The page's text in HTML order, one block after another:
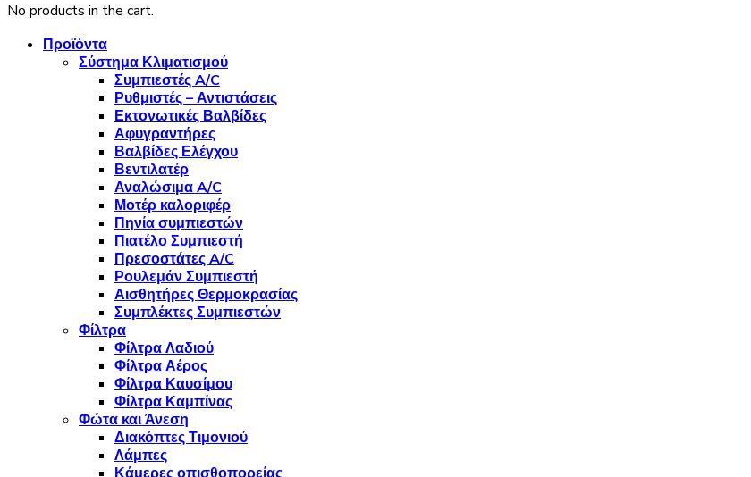
No products in the cart.
Προϊόντα
Σύστημα Κλιματισμού
Συμπιεστές A/C
Ρυθμιστές – Αντιστάσεις
Εκτονωτικές Βαλβίδες
Αφυγραντήρες
Βαλβίδες Ελέγχου
Βεντιλατέρ
Αναλώσιμα A/C
Μοτέρ καλοριφέρ
Πηνία συμπιεστών
Πιατέλο Συμπιεστή
Πρεσοστάτες A/C
Ρουλεμάν Συμπιεστή
Αισθητήρες Θερμοκρασίας
Συμπλέκτες Συμπιεστών
Φίλτρα
Φίλτρα Λαδιού
Φίλτρα Αέρος
Φίλτρα Καυσίμου
Φίλτρα Καμπίνας
Φώτα και Άνεση
Διακόπτες Τιμονιού
Λάμπες